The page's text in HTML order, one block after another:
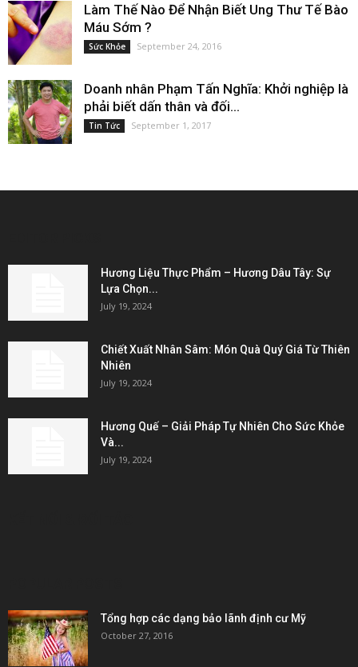
Làm Thế Nào Để Nhận Biết Ung Thư Tế Bào
Máu Sớm ?
Sức Khỏe September 24, 2016
Doanh nhân Phạm Tấn Nghĩa: Khởi nghiệp là
phải biết dấn thân và đối...
Tin Tức September 1, 2017
Hương Liệu Thực Phẩm – Hương Dâu Tây: Sự
Lựa Chọn...
July 19, 2024
Chiết Xuất Nhân Sâm: Món Quà Quý Giá Từ Thiên
Nhiên
July 19, 2024
Hương Quế – Giải Pháp Tự Nhiên Cho Sức Khỏe
Và...
July 19, 2024
Tổng hợp các dạng bảo lãnh định cư Mỹ
October 27, 2016